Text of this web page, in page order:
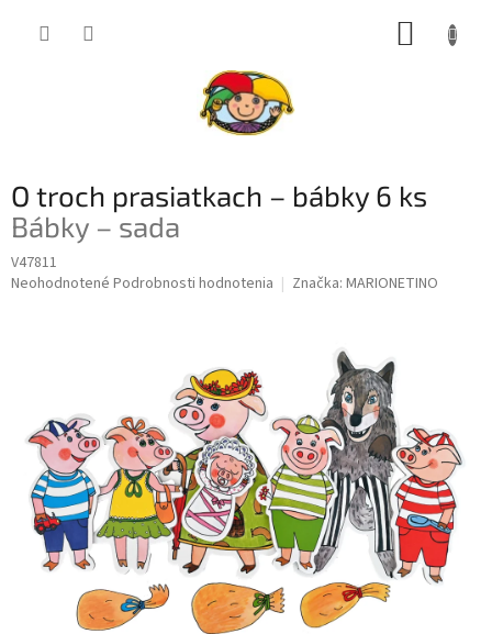
O troch prasiatkach – bábky 6 ks
Bábky – sada
V47811
Priemerné
hviezdičiek.
Neohodnotené Podrobnosti hodnotenia Značka: MARIONETINO